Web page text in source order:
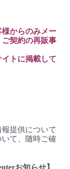
からのみメー
契約の再販事
トに掲載して
提供について
て、随時ご確